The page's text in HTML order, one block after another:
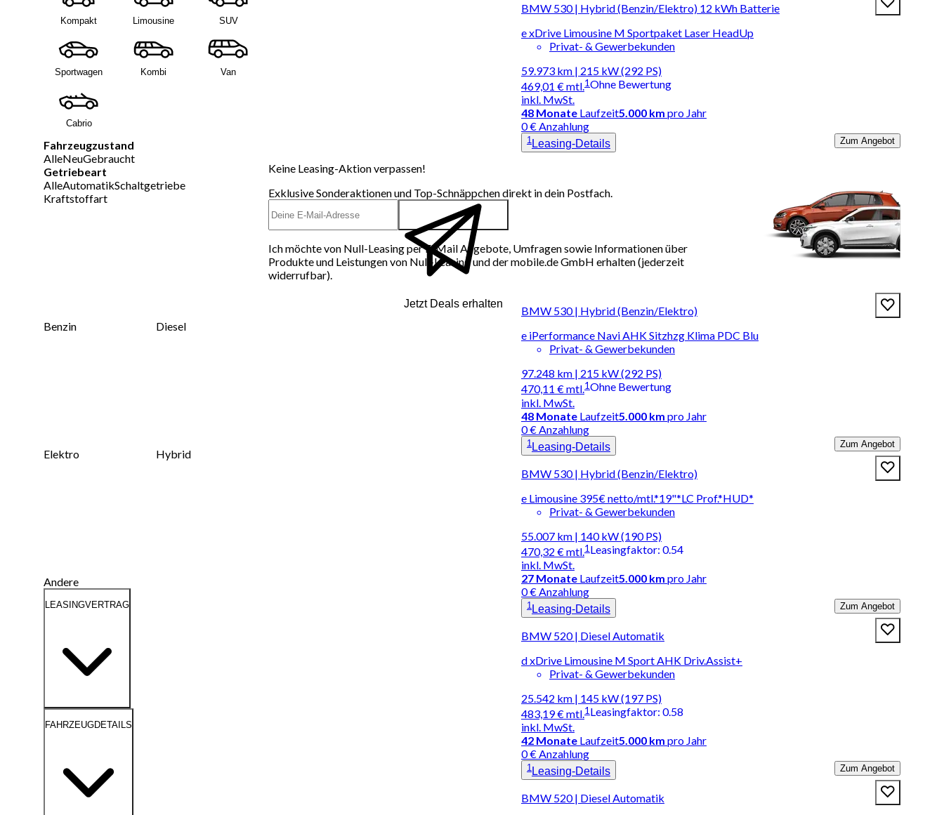
Kompakt Limousine SUV
Sportwagen Kombi Van
Cabrio
Fahrzeugzustand
AlleNeuGebraucht
Getriebeart
AlleAutomatikSchaltgetriebe
Kraftstoffart
Benzin Diesel
Elektro Hybrid
Andere
LEASINGVERTRAG
FAHRZEUGDETAILS
BMW 530 | Hybrid (Benzin/Elektro) 12 kWh Batterie
e xDrive Limousine M Sportpaket Laser HeadUp
Privat- & Gewerbekunden
59.973 km | 215 kW (292 PS)
469,01 €mtl.1
inkl. MwSt.
Ohne Bewertung
48 Monate Laufzeit5.000 km pro Jahr
0 € Anzahlung
1 Leasing-Details Zum Angebot
Keine Leasing-Aktion verpassen!
Exklusive Sonderaktionen und Top-Schnäppchen direkt in dein Postfach.
Jetzt Deals erhalten
Ich möchte von Null-Leasing per E-Mail Angebote, Umfragen sowie Informationen über
Produkte und Leistungen von Null-Leasing und der mobile.de GmbH erhalten (jederzeit
widerrufbar).
BMW 530 | Hybrid (Benzin/Elektro)
e iPerformance Navi AHK Sitzhzg Klima PDC Blu
Privat- & Gewerbekunden
97.248 km | 215 kW (292 PS)
470,11 €mtl.1
inkl. MwSt.
Ohne Bewertung
48 Monate Laufzeit5.000 km pro Jahr
0 € Anzahlung
1 Leasing-Details Zum Angebot
BMW 530 | Hybrid (Benzin/Elektro)
e Limousine 395€ netto/mtl.*19"*LC Prof.*HUD*
Privat- & Gewerbekunden
55.007 km | 140 kW (190 PS)
470,32 €mtl.1
inkl. MwSt.
Leasingfaktor: 0.54
27 Monate Laufzeit5.000 km pro Jahr
0 € Anzahlung
1 Leasing-Details Zum Angebot
BMW 520 | Diesel Automatik
d xDrive Limousine M Sport AHK Driv.Assist+
Privat- & Gewerbekunden
25.542 km | 145 kW (197 PS)
483,19 €mtl.1
inkl. MwSt.
Leasingfaktor: 0.58
42 Monate Laufzeit5.000 km pro Jahr
0 € Anzahlung
1Leasing-Details Zum Angebot
BMW 520 | Diesel Automatik